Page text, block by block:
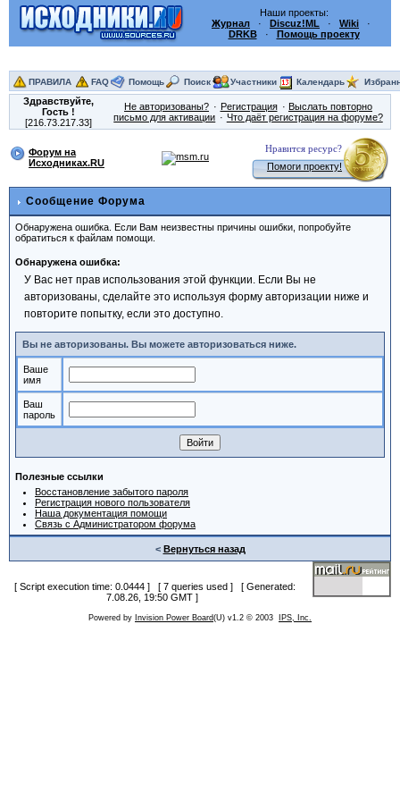
Наши проекты:
Журнал · Discuz!ML · Wiki ·
DRKB· Помощь проекту
ПРАВИЛА FAQ Помощь Поиск Участники Календарь
Здравствуйте,
Гость!
[216.73.217.33]
Не авторизованы? Регистрация
Выслать повторно
письмо для активации
Что даёт регистрация на форуме?
Форум на
Исходниках.RU
Нравится ресурс?
Помоги проекту!
Сообщение Форума
Обнаружена ошибка. Если Вам неизвестны причины ошибки, попробуйте
обратиться к файлам помощи.
Обнаружена ошибка:
У Вас нет прав использования этой функции. Если Вы не
авторизованы, сделайте это используя форму авторизации ниже и
повторите попытку, если это доступно.
Вы не авторизованы. Вы можете авторизоваться ниже.
Ваше
имя
Ваш
пароль
Полезные ссылки
Восстановление забытого пароля
Регистрация нового пользователя
Наша документация помощи
Связь с Администратором форума
< Вернуться назад
[ Script execution time: 0.0444 ] [ 7 queries used ] [ Generated:
7.08.26, 19:50 GMT ]
Powered by Invision Power Board(U) v1.2 © 2003 IPS, Inc.